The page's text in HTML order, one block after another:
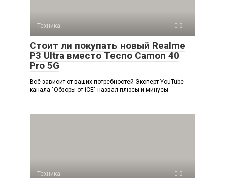
Техника 0
Стоит ли покупать новый Realme
P3 Ultra вместо Tecno Camon 40
Pro 5G
Всё зависит от ваших потребностей Эксперт YouTube-
канала "Обзоры от iCE" назвал плюсы и минусы
Техника 0